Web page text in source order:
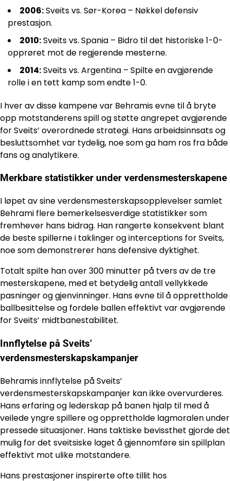
2006:Sveits vs. Sør-Korea – Nøkkel defensiv
prestasjon.
2010:Sveits vs. Spania – Bidro til det historiske 1-0-
opprøret mot de regjerende mesterne.
2014:Sveits vs. Argentina – Spilte en avgjørende
rolle i en tett kamp som endte 1-0.
I hver av disse kampene var Behramis evne til å bryte
opp motstanderens spill og støtte angrepet avgjørende
for Sveits’ overordnede strategi. Hans arbeidsinnsats og
besluttsomhet var tydelig, noe som ga ham ros fra både
fans og analytikere.
Merkbare statistikker under verdensmesterskapene
I løpet av sine verdensmesterskapsopplevelser samlet
Behrami flere bemerkelsesverdige statistikker som
fremhever hans bidrag. Han rangerte konsekvent blant
de beste spillerne i taklinger og interceptions for Sveits,
noe som demonstrerer hans defensive dyktighet.
Totalt spilte han over 300 minutter på tvers av de tre
mesterskapene, med et betydelig antall vellykkede
pasninger og gjenvinninger. Hans evne til å opprettholde
ballbesittelse og fordele ballen effektivt var avgjørende
for Sveits’ midtbanestabilitet.
Innflytelse på Sveits’
verdensmesterskapskampanjer
Behramis innflytelse på Sveits’
verdensmesterskapskampanjer kan ikke overvurderes.
Hans erfaring og lederskap på banen hjalp til med å
veilede yngre spillere og opprettholde lagmoralen under
pressede situasjoner. Hans taktiske bevissthet gjorde det
mulig for det sveitsiske laget å gjennomføre sin spillplan
effektivt mot ulike motstandere.
Hans prestasjoner inspirerte ofte tillit hos